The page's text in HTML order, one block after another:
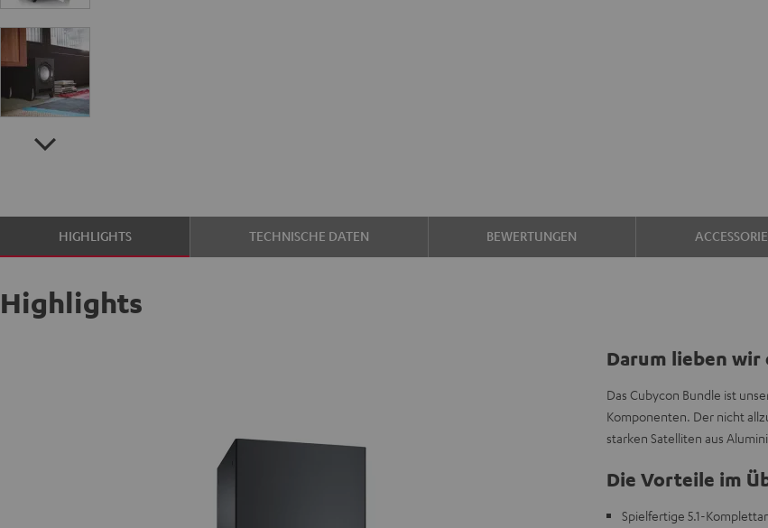
HIGHLIGHTS TECHNISCHE DATEN BEWERTUNGEN
Highlights
Darum lieben
Das Cubycon Bundle ist
Komponenten. Der nicht
starken Satelliten aus
Die Vorteile im
Spielfertige 5.1-